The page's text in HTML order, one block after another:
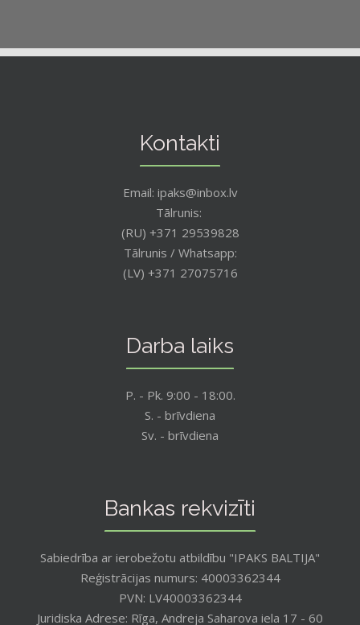
Kontakti
Email: ipaks@inbox.lv
Tālrunis:
(RU) +371 29539828
Tālrunis / Whatsapp:
(LV) +371 27075716
Darba laiks
P. - Pk. 9:00 - 18:00.
S. - brīvdiena
Sv. - brīvdiena
Bankas rekvizīti
Sabiedrība ar ierobežotu atbildību "IPAKS BALTIJA"
Reģistrācijas numurs: 40003362344
PVN: LV40003362344
Juridiska Adrese: Rīga, Andreja Saharova iela 17 - 60